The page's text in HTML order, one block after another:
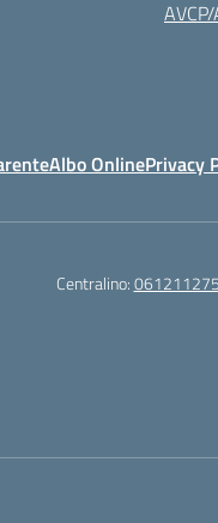
Albo OnlinePrivacy
Centralino: